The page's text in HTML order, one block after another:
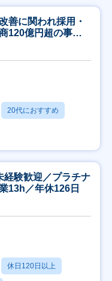
善に関われ採用・
120億円超の事業
20代におすすめ
経験歓迎／プラチナ
13h／年休126日
休日120日以上